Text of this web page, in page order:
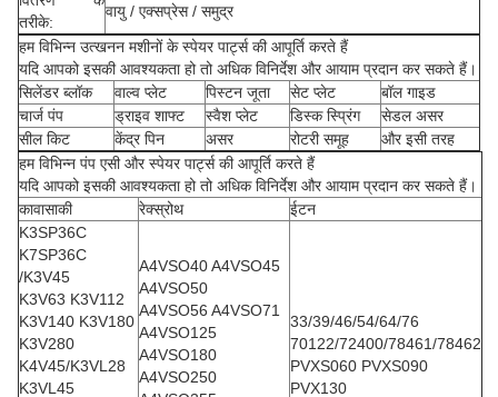
तरीके:
वायु / एक्सप्रेस / समुद्र
हम विभिन्न उत्खनन मशीनों के स्पेयर पार्ट्स की आपूर्ति करते हैं
यदि आपको इसकी आवश्यकता हो तो अधिक विनिर्देश और आयाम प्रदान कर सकते हैं।
सिलेंडर ब्लॉक
वाल्व प्लेट पिस्टन जूता सेट प्लेट
बॉल गाइड
चार्ज पंप
ड्राइव शाफ्ट स्वैश प्लेट डिस्क स्प्रिंग
सेडल असर
सील किट
केंद्र पिन असर रोटरी समूह
और इसी तरह
हम विभिन्न पंप एसी और स्पेयर पार्ट्स की आपूर्ति करते हैं
यदि आपको इसकी आवश्यकता हो तो अधिक विनिर्देश और आयाम प्रदान कर सकते हैं।
कावासाकी
रेक्स्रोथ
ईटन
K3SP36C
K7SP36C
/K3V45
K3V63 K3V112
K3V140 K3V180
K3V280
K4V45/K3VL28
K3VL45
A4VSO40 A4VSO45
A4VSO50
A4VSO56 A4VSO71
A4VSO125
A4VSO180
A4VSO250
33/39/46/54/64/76
70122/72400/78461/78462
PVXS060 PVXS090
PVX130